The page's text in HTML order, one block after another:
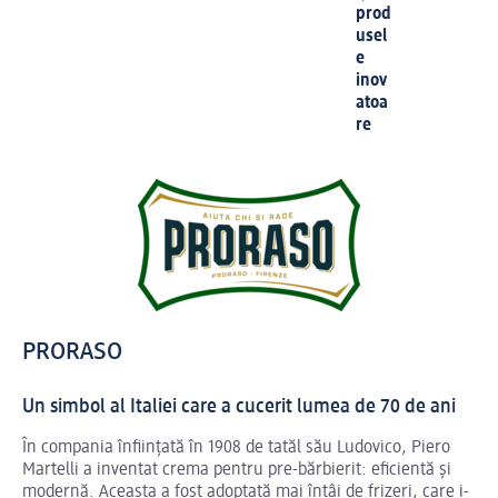
prod
usel
e
inov
atoa
re
PRORASO
Un simbol al Italiei care a cucerit lumea de 70 de ani
În compania înființată în 1908 de tatăl său Ludovico, Piero
Martelli a inventat crema pentru pre-bărbierit: eficientă și
modernă. Aceasta a fost adoptată mai întâi de frizeri, care i-